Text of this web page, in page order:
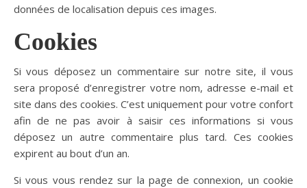
données de localisation depuis ces images.
Cookies
Si vous déposez un commentaire sur notre site, il vous
sera proposé d’enregistrer votre nom, adresse e-mail et
site dans des cookies. C’est uniquement pour votre confort
afin de ne pas avoir à saisir ces informations si vous
déposez un autre commentaire plus tard. Ces cookies
expirent au bout d’un an.
Si vous vous rendez sur la page de connexion, un cookie